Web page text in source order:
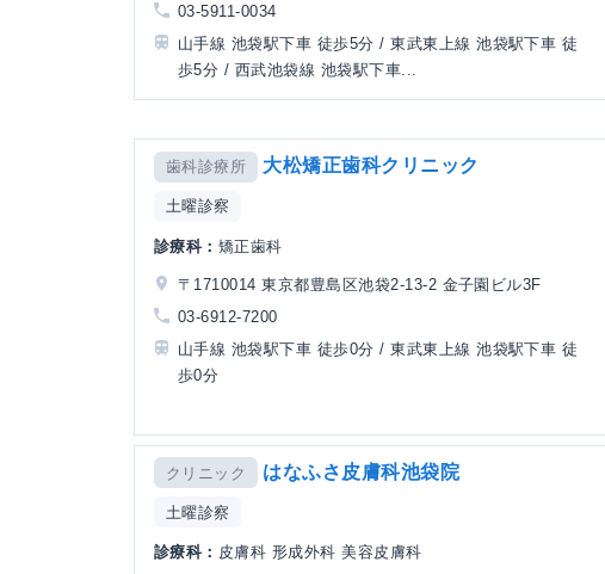
03-5911-0034
山手線 池袋駅下車 徒歩5分 / 東武東上線 池袋駅下車 徒
歩5分 / 西武池袋線 池袋駅下車...
歯科診療所 大松矯正歯科クリニック
土曜診察
診療科： 矯正歯科
〒1710014 東京都豊島区池袋2-13-2 金子園ビル3F
03-6912-7200
山手線 池袋駅下車 徒歩0分 / 東武東上線 池袋駅下車 徒
歩0分
クリニック はなふさ皮膚科池袋院
土曜診察
診療科： 皮膚科 形成外科 美容皮膚科